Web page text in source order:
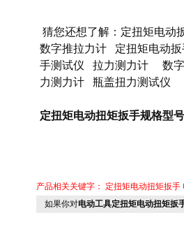
猜您还想了解： 定扭矩电动
数字推拉力计
定扭矩电动扳
手测试仪
拉力测力计
数
力测力计
瓶盖扭力测试仪
定扭矩电动扭矩扳手规格型
产品相关关键字： 定扭矩电动扭矩扳手
如果你对电动工具定扭矩电动扭矩扳